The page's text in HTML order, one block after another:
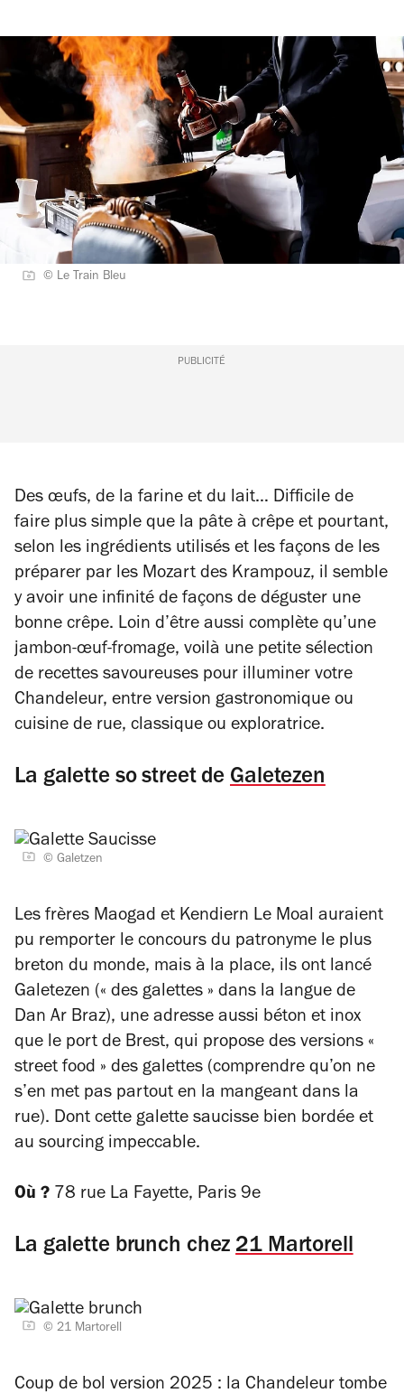
© Le Train Bleu
PUBLICITÉ
Des œufs, de la farine et du lait… Difficile de
faire plus simple que la pâte à crêpe et pourtant,
selon les ingrédients utilisés et les façons de les
préparer par les Mozart des Krampouz, il semble
y avoir une infinité de façons de déguster une
bonne crêpe. Loin d’être aussi complète qu’une
jambon-œuf-fromage, voilà une petite sélection
de recettes savoureuses pour illuminer votre
Chandeleur, entre version gastronomique ou
cuisine de rue, classique ou exploratrice.
La galette so street de Galetezen
© Galetzen
Les frères Maogad et Kendiern Le Moal auraient
pu remporter le concours du patronyme le plus
breton du monde, mais à la place, ils ont lancé
Galetezen (« des galettes » dans la langue de
Dan Ar Braz), une adresse aussi béton et inox
que le port de Brest, qui propose des versions «
street food » des galettes (comprendre qu’on ne
s’en met pas partout en la mangeant dans la
rue). Dont cette galette saucisse bien bordée et
au sourcing impeccable.
Où ? 78 rue La Fayette, Paris 9e
La galette brunch chez21 Martorell
© 21 Martorell
Coup de bol version 2025 : la Chandeleur tombe